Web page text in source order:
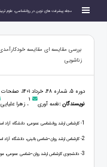
مجله پیشرفت های نوین در روانشناسی، علوم
بررسی مقایسه ای مقایسه
زناشویی
دوره 5، شماره 48، خرداد 1401، صفحات 44 - 55
نویسندگان :نغمه آوری 1، زهرا علیایی
1- کارشناس ارشد روانشناسی عمومی، دانشگاه آزاد
2- کارشناس ارشد روان¬شناسی بالینی، دانشگاه
3- دانشجوی کارشناس ارشد روان¬شناسی عمومی،